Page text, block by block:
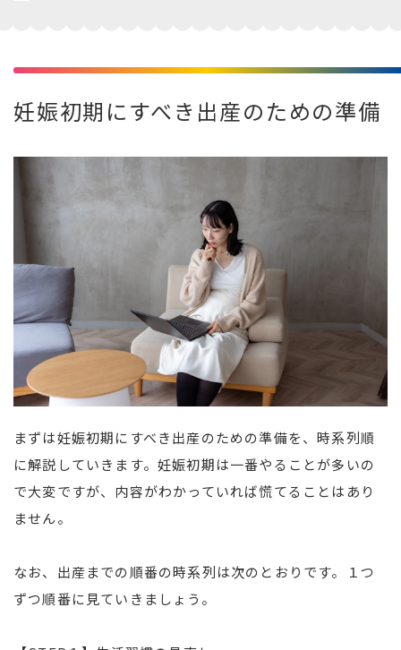
妊娠初期にすべき出産のための準備
まずは妊娠初期にすべき出産のための準備を、時系列順
に解説していきます。妊娠初期は一番やることが多いの
で大変ですが、内容がわかっていれば慌てることはあり
ません。
なお、出産までの順番の時系列は次のとおりです。１つ
ずつ順番に見ていきましょう。